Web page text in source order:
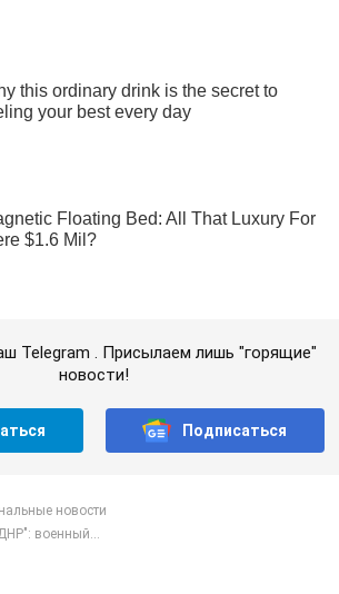
Telegram . Присылаем лишь "горящие"
новости!
Подписаться
новости
военный...